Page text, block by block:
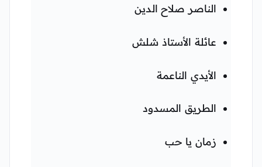
الناصر صلاح الدين
عائلة الأستاذ شلش
الأيدي الناعمة
الطريق المسدود
زمان يا حب